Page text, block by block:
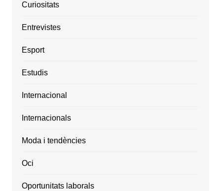
Curiositats
Entrevistes
Esport
Estudis
Internacional
Internacionals
Moda i tendències
Oci
Oportunitats laborals